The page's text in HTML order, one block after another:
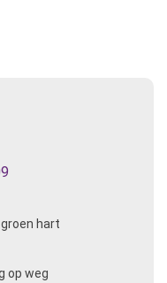
hart
op weg